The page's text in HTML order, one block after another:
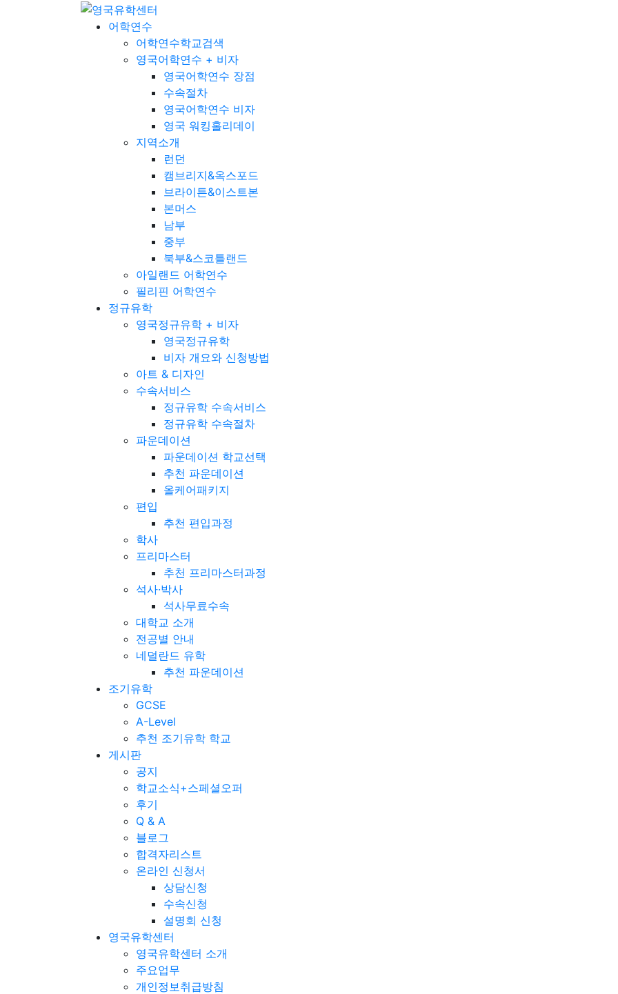
어학연수
어학연수학교검색
영국어학연수 + 비자
영국어학연수 장점
수속절차
영국어학연수 비자
영국 워킹홀리데이
지역소개
런던
캠브리지&옥스포드
브라이튼&이스트본
본머스
남부
중부
북부&스코틀랜드
아일랜드 어학연수
필리핀 어학연수
정규유학
영국정규유학 + 비자
영국정규유학
비자 개요와 신청방법
아트 & 디자인
수속서비스
정규유학 수속서비스
정규유학 수속절차
파운데이션
파운데이션 학교선택
추천 파운데이션
올케어패키지
편입
추천 편입과정
학사
프리마스터
추천 프리마스터과정
석사·박사
석사무료수속
대학교 소개
전공별 안내
네덜란드 유학
추천 파운데이션
조기유학
GCSE
A-Level
추천 조기유학 학교
게시판
공지
학교소식+스페셜오퍼
후기
Q & A
블로그
합격자리스트
온라인 신청서
상담신청
수속신청
설명회 신청
영국유학센터
영국유학센터 소개
주요업무
개인정보취급방침